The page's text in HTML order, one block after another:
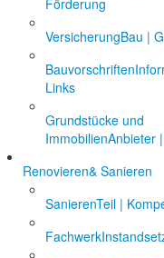
Förderung
VersicherungBau |
Bauvorschriften
Links
Grundstücke und
ImmobilienAnbieter
Renovieren& Sanieren
SanierenTeil |
Fachwerk